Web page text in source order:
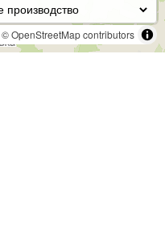
© OpenStreetMap contributors